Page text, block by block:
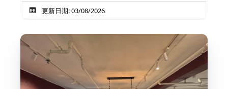
更新日期: 03/08/2026